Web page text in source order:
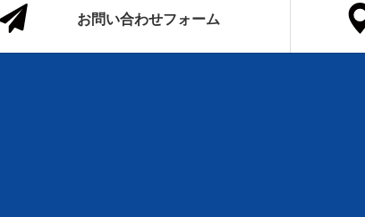
お問い合わせフォーム